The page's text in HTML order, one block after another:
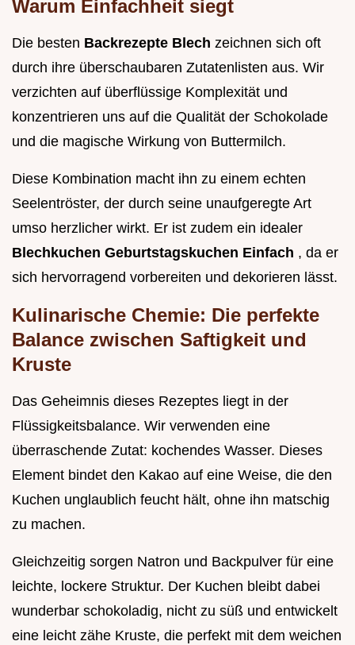
Warum Einfachheit siegt
Die besten Backrezepte Blech zeichnen sich oft
durch ihre überschaubaren Zutatenlisten aus. Wir
verzichten auf überflüssige Komplexität und
konzentrieren uns auf die Qualität der Schokolade
und die magische Wirkung von Buttermilch.
Diese Kombination macht ihn zu einem echten
Seelentröster, der durch seine unaufgeregte Art
umso herzlicher wirkt. Er ist zudem ein idealer
Blechkuchen Geburtstagskuchen Einfach , da er
sich hervorragend vorbereiten und dekorieren lässt.
Kulinarische Chemie: Die perfekte
Balance zwischen Saftigkeit und
Kruste
Das Geheimnis dieses Rezeptes liegt in der
Flüssigkeitsbalance. Wir verwenden eine
überraschende Zutat: kochendes Wasser. Dieses
Element bindet den Kakao auf eine Weise, die den
Kuchen unglaublich feucht hält, ohne ihn matschig
zu machen.
Gleichzeitig sorgen Natron und Backpulver für eine
leichte, lockere Struktur. Der Kuchen bleibt dabei
wunderbar schokoladig, nicht zu süß und entwickelt
eine leicht zähe Kruste, die perfekt mit dem weichen